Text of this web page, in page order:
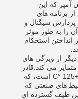
آمپر که این
برنامه های
پردازش سیگنال و
را به طور موثر
انداختن استحکام
از ویژگی های
می کند.قادر
به کار با اطمینان در محدوده دمای -40 °C تا +125 °C است، که
های صنعتی که
طیف گسترده ای